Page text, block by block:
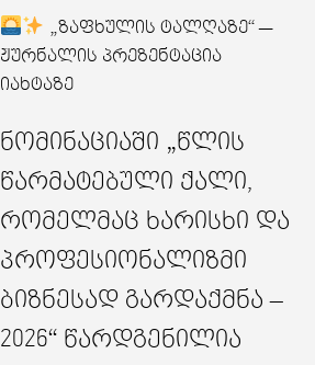
„ზაფხულის ტალღაზე“ —
ჟურნალის პრეზენტაცია
იახტაზე
ნომინაციაში „წლის
წარმატებული ქალი,
რომელმაც ხარისხი და
პროფესიონალიზმი
ბიზნესად გარდაქმნა –
2026“ წარდგენილია